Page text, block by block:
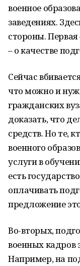
военное
заведениях.
стороны. Первая
– о качестве
Сейчас
что можно и
гражданских
доказать, что
средств. Но те,
военного
услуги в
есть
оплачивать
предложение
Во-вторых,
военных кадров
Например, на